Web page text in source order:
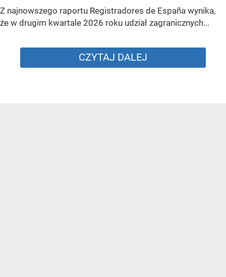
Z najnowszego raportu Registradores de España wynika,
że w drugim kwartale 2026 roku udział zagranicznych...
CZYTAJ DALEJ